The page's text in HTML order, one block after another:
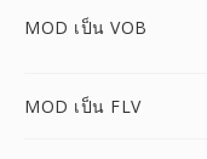
MOD เป็น VOB
MOD เป็น FLV